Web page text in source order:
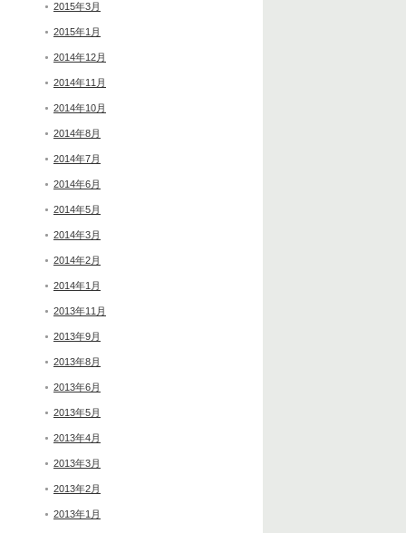
2015年3月
2015年1月
2014年12月
2014年11月
2014年10月
2014年8月
2014年7月
2014年6月
2014年5月
2014年3月
2014年2月
2014年1月
2013年11月
2013年9月
2013年8月
2013年6月
2013年5月
2013年4月
2013年3月
2013年2月
2013年1月